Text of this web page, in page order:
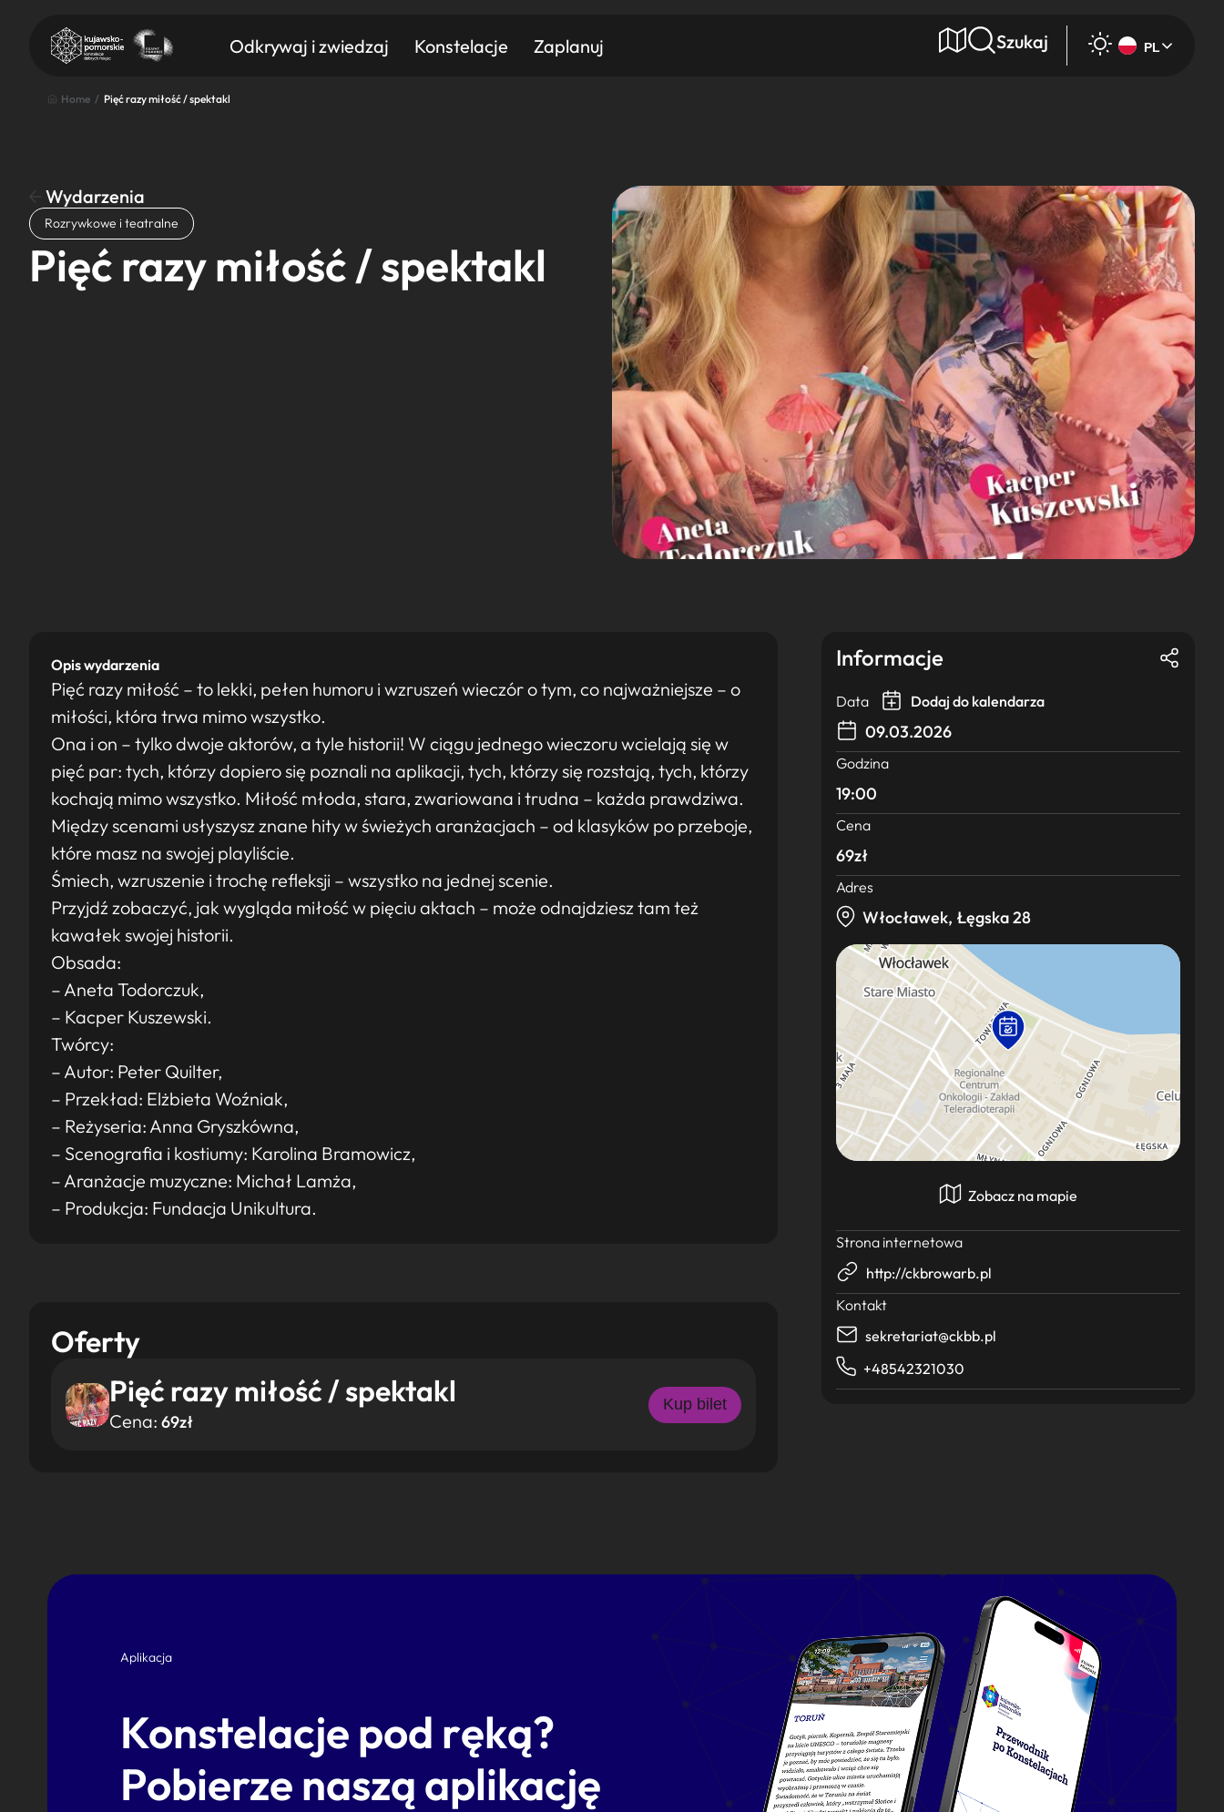
Odkrywaj i zwiedzaj Konstelacje Zaplanuj Szukaj PL
Znajdź atrakcję
Nazwa atrakcji Wyszukaj
Home / Pięć razy miłość / spektakl
Wydarzenia
Rozrywkowe i teatralne
Pięć razy miłość / spektakl
Opis wydarzenia
Pięć razy miłość – to lekki, pełen humoru i wzruszeń wieczór o tym, co najważniejsze – o
miłości, która trwa mimo wszystko.
Ona i on – tylko dwoje aktorów, a tyle historii! W ciągu jednego wieczoru wcielają się w
pięć par: tych, którzy dopiero się poznali na aplikacji, tych, którzy się rozstają, tych, którzy
kochają mimo wszystko. Miłość młoda, stara, zwariowana i trudna – każda prawdziwa.
Między scenami usłyszysz znane hity w świeżych aranżacjach – od klasyków po przeboje,
które masz na swojej playliście.
Śmiech, wzruszenie i trochę refleksji – wszystko na jednej scenie.
Przyjdź zobaczyć, jak wygląda miłość w pięciu aktach – może odnajdziesz tam też
kawałek swojej historii.
Obsada:
– Aneta Todorczuk,
– Kacper Kuszewski.
Twórcy:
– Autor: Peter Quilter,
– Przekład: Elżbieta Woźniak,
– Reżyseria: Anna Gryszkówna,
– Scenografia i kostiumy: Karolina Bramowicz,
– Aranżacje muzyczne: Michał Lamża,
– Produkcja: Fundacja Unikultura.
Oferty
Pięć razy miłość / spektakl
Cena: 69zł
Kup bilet
Informacje
Data Dodaj do kalendarza
09.03.2026
Godzina
19:00
Cena
69zł
Adres
Włocławek, Łęgska 28
Zobacz na mapie
Strona internetowa
http://ckbrowarb.pl
Kontakt
sekretariat@ckbb.pl
+48542321030
Aplikacja
Konstelacje pod ręką?
Pobierze naszą aplikację